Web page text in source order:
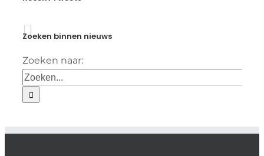
Zoeken binnen nieuws
Zoeken naar: